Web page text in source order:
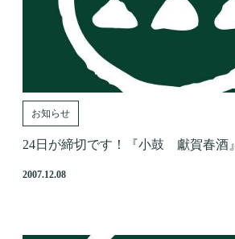
お知らせ
24日が締切です！『小鼓 獻賀春酒』
2007.12.08